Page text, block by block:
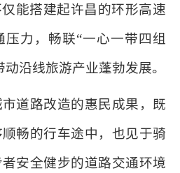
能搭建起许昌的环形高速
力，畅联“一心一带四组
沿线旅游产业蓬勃发展。
道路改造的惠民成果，既
畅的行车途中，也见于骑
安全健步的道路交通环境